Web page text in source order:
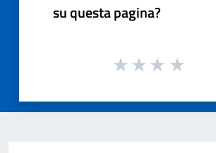
su questa pagina?